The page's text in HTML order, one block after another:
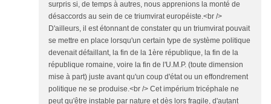
surpris si, de temps à autres, nous apprenions la monté de
désaccords au sein de ce triumvirat européiste.<br />
D'ailleurs, il est étonnant de constater qu un triumvirat pouvait
se mettre en place lorsqu'un certain type de système politique
devenait défaillant, la fin de la 1ère république, la fin de la
république romaine, voire la fin de l'U.M.P. (toute dimension
mise à part) juste avant qu'un coup d'état ou un effondrement
politique ne se produise.<br /> Cet impérium tricéphale ne
peut qu'être instable par nature et dès lors fragile, d'autant